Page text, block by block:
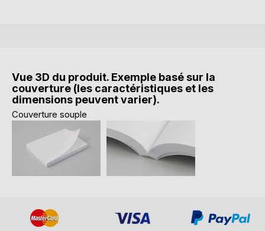
Vue 3D du produit. Exemple basé sur la
couverture (les caractéristiques et les
dimensions peuvent varier).
Couverture souple